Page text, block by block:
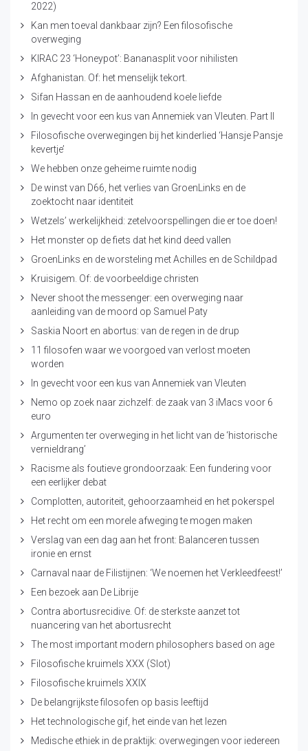
2022)
Kan men toeval dankbaar zijn? Een filosofische
overweging
KIRAC 23 ‘Honeypot’: Bananasplit voor nihilisten
Afghanistan. Of: het menselijk tekort.
Sifan Hassan en de aanhoudend koele liefde
In gevecht voor een kus van Annemiek van Vleuten. Part II
Filosofische overwegingen bij het kinderlied ‘Hansje Pansje
kevertje’
We hebben onze geheime ruimte nodig
De winst van D66, het verlies van GroenLinks en de
zoektocht naar identiteit
Wetzels’ werkelijkheid: zetelvoorspellingen die er toe doen!
Het monster op de fiets dat het kind deed vallen
GroenLinks en de worsteling met Achilles en de Schildpad
Kruisigem. Of: de voorbeeldige christen
Never shoot the messenger: een overweging naar
aanleiding van de moord op Samuel Paty
Saskia Noort en abortus: van de regen in de drup
11 filosofen waar we voorgoed van verlost moeten
worden
In gevecht voor een kus van Annemiek van Vleuten
Nemo op zoek naar zichzelf: de zaak van 3 iMacs voor 6
euro
Argumenten ter overweging in het licht van de ‘historische
vernieldrang’
Racisme als foutieve grondoorzaak: Een fundering voor
een eerlijker debat
Complotten, autoriteit, gehoorzaamheid en het pokerspel
Het recht om een morele afweging te mogen maken
Verslag van een dag aan het front: Balanceren tussen
ironie en ernst
Carnaval naar de Filistijnen: ‘We noemen het Verkleedfeest!’
Een bezoek aan De Librije
Contra abortusrecidive. Of: de sterkste aanzet tot
nuancering van het abortusrecht
The most important modern philosophers based on age
Filosofische kruimels XXX (Slot)
Filosofische kruimels XXIX
De belangrijkste filosofen op basis leeftijd
Het technologische gif, het einde van het lezen
Medische ethiek in de praktijk: overwegingen voor iedereen